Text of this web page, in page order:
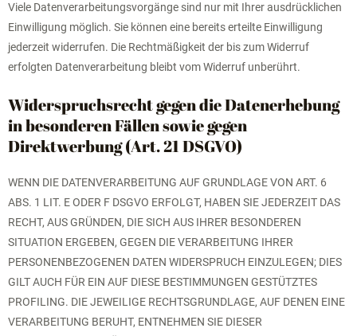
Viele Datenverarbeitungsvorgänge sind nur mit Ihrer ausdrücklichen
Einwilligung möglich. Sie können eine bereits erteilte Einwilligung
jederzeit widerrufen. Die Rechtmäßigkeit der bis zum Widerruf
erfolgten Datenverarbeitung bleibt vom Widerruf unberührt.
Widerspruchsrecht gegen die Datenerhebung
in besonderen Fällen sowie gegen
Direktwerbung (Art. 21 DSGVO)
WENN DIE DATENVERARBEITUNG AUF GRUNDLAGE VON ART. 6
ABS. 1 LIT. E ODER F DSGVO ERFOLGT, HABEN SIE JEDERZEIT DAS
RECHT, AUS GRÜNDEN, DIE SICH AUS IHRER BESONDEREN
SITUATION ERGEBEN, GEGEN DIE VERARBEITUNG IHRER
PERSONENBEZOGENEN DATEN WIDERSPRUCH EINZULEGEN; DIES
GILT AUCH FÜR EIN AUF DIESE BESTIMMUNGEN GESTÜTZTES
PROFILING. DIE JEWEILIGE RECHTSGRUNDLAGE, AUF DENEN EINE
VERARBEITUNG BERUHT, ENTNEHMEN SIE DIESER